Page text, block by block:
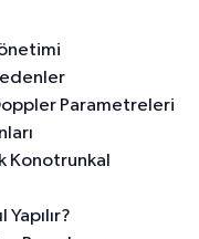
Parametreleri
Konotrunkal